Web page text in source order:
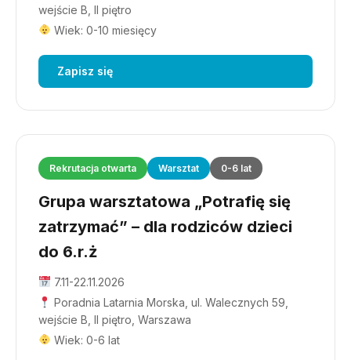
wejście B, II piętro
Wiek: 0-10 miesięcy
Zapisz się
Rekrutacja otwarta Warsztat 0-6 lat
Grupa warsztatowa „Potrafię się
zatrzymać” – dla rodziców dzieci
do 6.r.ż
7.11-22.11.2026
Poradnia Latarnia Morska, ul. Walecznych 59,
wejście B, II piętro, Warszawa
Wiek: 0-6 lat